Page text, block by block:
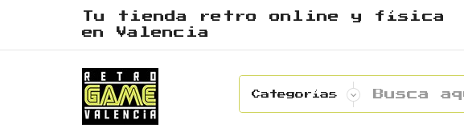
Tu tienda retro online y física
en Valencia